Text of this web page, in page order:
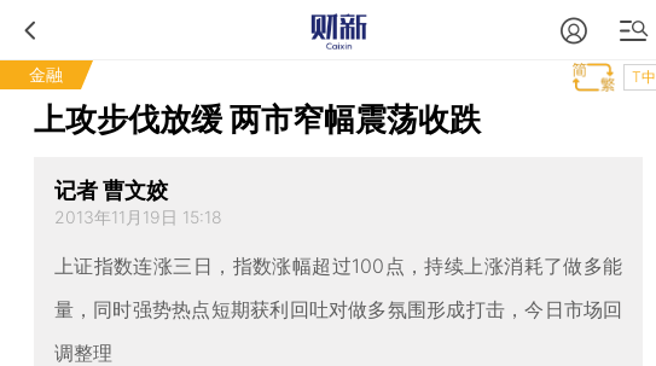
金融 T中
上攻步伐放缓 两市窄幅震荡收跌
记者 曹文姣
2013年11月19日 15:18
上证指数连涨三日，指数涨幅超过100点，持续上涨消耗了做多能
量，同时强势热点短期获利回吐对做多氛围形成打击，今日市场回
调整理